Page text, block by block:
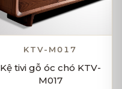
KTV-M017
Kệ tivi gỗ óc chó KTV-
M017